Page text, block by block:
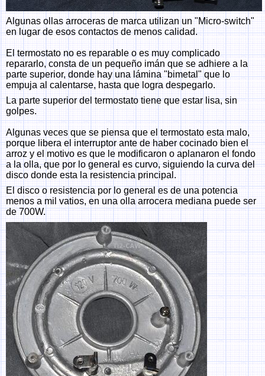
Algunas ollas arroceras de marca utilizan un "Micro-switch"
en lugar de esos contactos de menos calidad.
El termostato no es reparable o es muy complicado
repararlo, consta de un pequeño imán que se adhiere a la
parte superior, donde hay una lámina "bimetal" que lo
empuja al calentarse, hasta que logra despegarlo.
La parte superior del termostato tiene que estar lisa, sin
golpes.
Algunas veces que se piensa que el termostato esta malo,
porque libera el interruptor ante de haber cocinado bien el
arroz y el motivo es que le modificaron o aplanaron el fondo
a la olla, que por lo general es curvo, siguiendo la curva del
disco donde esta la resistencia principal.
El disco o resistencia por lo general es de una potencia
menos a mil vatios, en una olla arrocera mediana puede ser
de 700W.